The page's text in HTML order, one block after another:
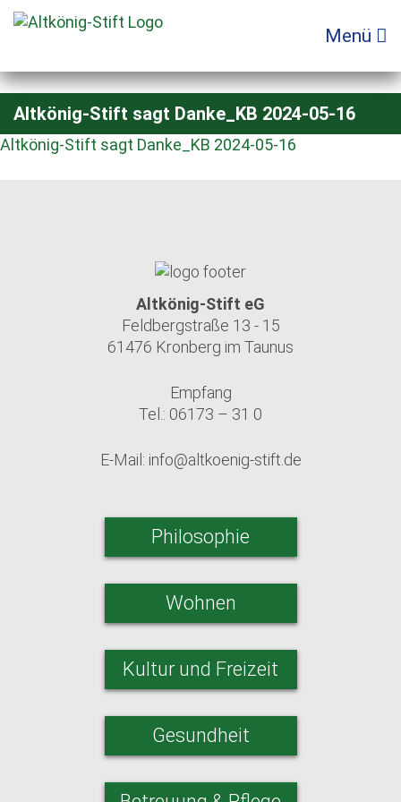
Zum
Inhalt
Menü
Altkönig-Stift sagt Danke_KB 2024-05-16
Altkönig-Stift sagt Danke_KB 2024-05-16
Altkönig-Stift eG
Feldbergstraße 13 - 15
61476 Kronberg im Taunus
Empfang
Tel.: 06173 – 31 0
E-Mail: info@altkoenig-stift.de
Philosophie
Wohnen
Kultur und Freizeit
Gesundheit